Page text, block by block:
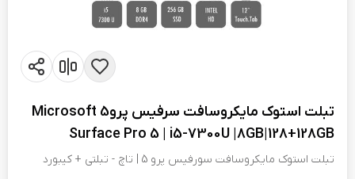
تبلت استوک مایکروسافت سرفیس پرو5 Microsoft
Surface Pro 5 | i5-7300U |8GB|128+128GB
تبلت استوک مایکروسافت سورفیس پرو 5 | تاچ - تبلتی + کیبورد